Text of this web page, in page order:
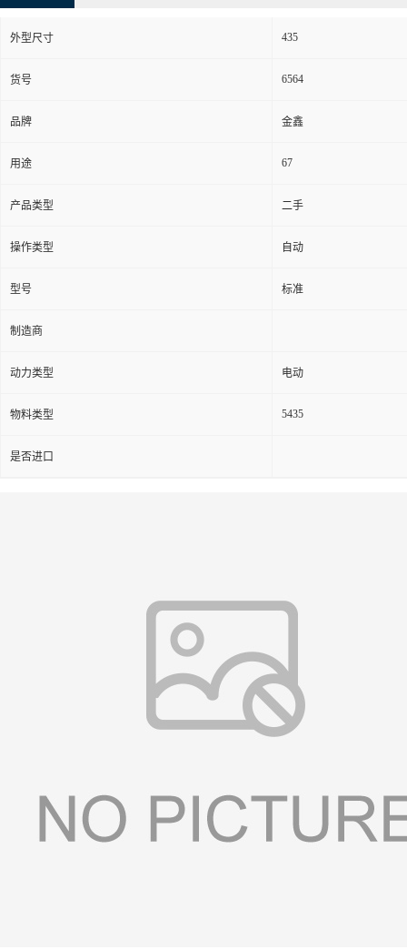
外型尺寸 435
货号 6564
品牌 金鑫
用途 67
产品类型 二手
操作类型 自动
型号 标准
制造商
动力类型 电动
物料类型 5435
是否进口